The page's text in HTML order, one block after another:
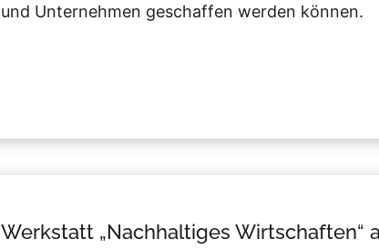
und Unternehmen geschaffen werden können.
Werkstatt „Nachhaltiges Wirtschaften“